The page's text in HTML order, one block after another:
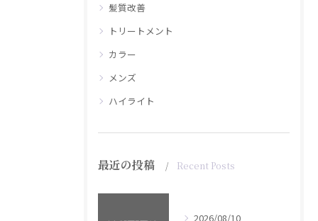
髪質改善
トリートメント
カラー
メンズ
ハイライト
最近の投稿 Recent Posts
2026/08/10